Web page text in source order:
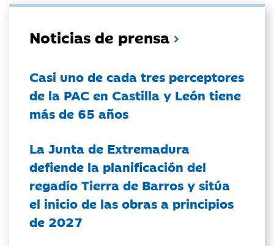
Noticias de prensa
Casi uno de cada tres perceptores
de la PAC en Castilla y León tiene
más de 65 años
La Junta de Extremadura
defiende la planificación del
regadío Tierra de Barros y sitúa
el inicio de las obras a principios
de 2027